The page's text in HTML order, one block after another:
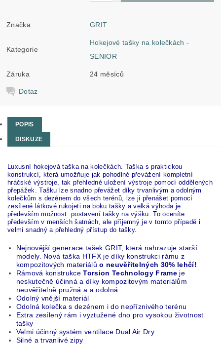
Značka GRIT
Kategorie
Hokejové tašky na kolečkách -
SENIOR
Záruka 24 měsíců
Dotaz
POPIS
DISKUZE
Luxusní hokejová taška na kolečkách. Taška s praktickou
konstrukcí, která umožňuje jak pohodlné převážení kompletní
hráčské výstroje, tak přehledné uložení výstroje pomocí oddělených
přepážek. Tašku lze snadno převážet díky trvanlivým a odolným
kolečkům s dezénem do všech terénů, lze ji přenášet pomocí
zesílené látkové rukojeti na boku tašky a velká výhoda je
především možnost postavení tašky na výšku. To oceníte
především v menších šatnách, ale příjemný je v tomto případě i
velmi snadný a přehledný přístup do tašky.
Nejnovější generace tašek GRIT, která nahrazuje starší
modely. Nová taška HTFX je díky konstrukci rámu z
kompozitových materiálůo neuvěřitelných 30% lehčí!
Rámová konstrukce Torsion Technology Frame je
neskutečně účinná a díky kompozitovým materiálům
neuvěřitelně pružná a a odolná
Odolný vnější materiál
Odolná kolečka s dezénem i do nepříznivého terénu
Extra zesílený rám i vyztužené dno pro vysokou životnost
tašky
Velmi účinný systém ventilace Dual Air Dry
Silné a trvanlivé zipy